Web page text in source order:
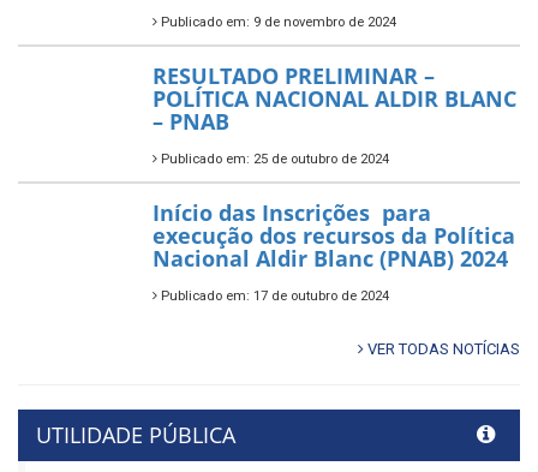
Publicado em: 9 de novembro de 2024
RESULTADO PRELIMINAR –
POLÍTICA NACIONAL ALDIR BLANC
– PNAB
Publicado em: 25 de outubro de 2024
Início das Inscrições para
execução dos recursos da Política
Nacional Aldir Blanc (PNAB) 2024
Publicado em: 17 de outubro de 2024
VER TODAS NOTÍCIAS
UTILIDADE PÚBLICA